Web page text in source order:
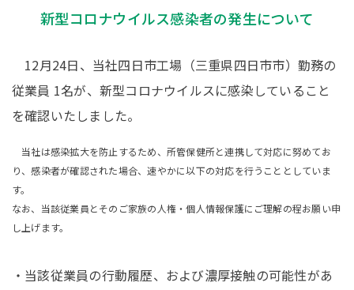
新型コロナウイルス感染者の発生について
12月24日、当社四日市工場（三重県四日市市）勤務の
従業員 1名が、新型コロナウイルスに感染していること
を確認いたしました。
当社は感染拡大を防止するため、所管保健所と連携して対応に努めてお
り、感染者が確認された場合、速やかに以下の対応を行うこととしていま
す。
なお、当該従業員とそのご家族の人権・個人情報保護にご理解の程お願い申
し上げます。
・当該従業員の行動履歴、および濃厚接触の可能性があ